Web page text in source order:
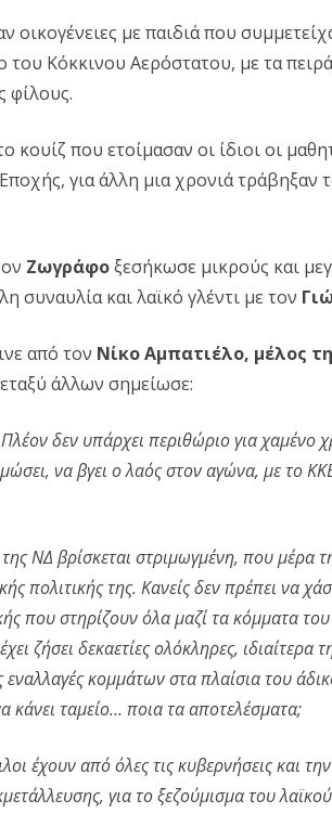
Δ. ΣΤΥΛΙΔΑΣ
ΕΠΙΣΤΗΜΗ
ΑΘΛΗΤΙΣΜΟΣ
ΕΥΡΩΠΑΪΚΗ ΕΝΩΣΗ
ΑΝΑΔΡΟΜΕΣ ΣΤΗΝ
ΠΡΟΣΦΑΤΗ ΙΣΤΟΡΙΑ
ΛΙΒΑΔΕΙΑ!
με παιδιά που
του Κόκκινου Αερόστατου, με τα
φίλους.
κουίζ που ετοίμασαν οι ίδιοι οι
για άλλη μια χρονιά τράβηξαν
Ζωγράφοξεσήκωσε μικρούς και
συναυλία και λαϊκό γλέντι με τον
από τον Νίκο Αμπατιέλο, μέλος
άλλων σημείωσε:
δεν υπάρχει περιθώριο για χαμένο
να βγει ο λαός στον αγώνα, με το
ΝΔ βρίσκεται στριμωγμένη, που μέρα
πολιτικής της. Κανείς δεν πρέπει να
που στηρίζουν όλα μαζί τα κόμματα
ζήσει δεκαετίες ολόκληρες, ιδιαίτερα
εναλλαγές κομμάτων στα πλαίσια του
κάνει ταμείο… ποια τα αποτελέσματα;
έχουν από όλες τις κυβερνήσεις και
για το ξεζούμισμα του